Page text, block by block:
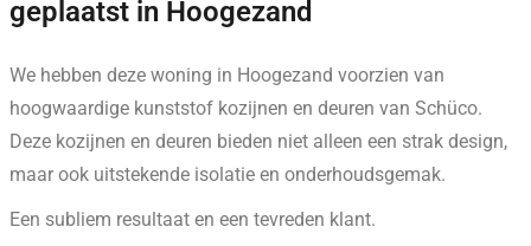
geplaatst in Hoogezand
We hebben deze woning in Hoogezand voorzien van
hoogwaardige kunststof kozijnen en deuren van Schüco.
Deze kozijnen en deuren bieden niet alleen een strak design,
maar ook uitstekende isolatie en onderhoudsgemak.
Een subliem resultaat en een tevreden klant.